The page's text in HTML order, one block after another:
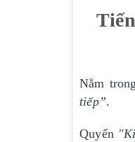
Nằm
tiếp”.
Quyển